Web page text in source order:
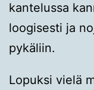
kantelussa
loogisesti ja
pykäliin.
Lopuksi vielä